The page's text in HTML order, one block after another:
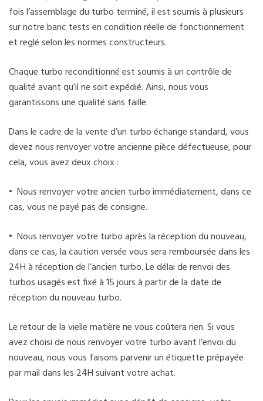
fois l’assemblage du turbo terminé, il est soumis à plusieurs
sur notre banc tests en condition réelle de fonctionnement
et reglé selon les normes constructeurs.
Chaque turbo reconditionné est soumis à un contrôle de
qualité avant qu’il ne soit expédié. Ainsi, nous vous
garantissons une qualité sans faille.
Dans le cadre de la vente d’un turbo échange standard, vous
devez nous renvoyer votre ancienne pièce défectueuse, pour
cela, vous avez deux choix :
• Nous renvoyer votre ancien turbo immédiatement, dans ce
cas, vous ne payé pas de consigne.
• Nous renvoyer votre turbo après la réception du nouveau,
dans ce cas, la caution versée vous sera remboursée dans les
24H à réception de l’ancien turbo. Le délai de renvoi des
turbos usagés est fixé à 15 jours à partir de la date de
réception du nouveau turbo.
Le retour de la vielle matière ne vous coûtera rien. Si vous
avez choisi de nous renvoyer votre turbo avant l’envoi du
nouveau, nous vous faisons parvenir un étiquette prépayée
par mail dans les 24H suivant votre achat.